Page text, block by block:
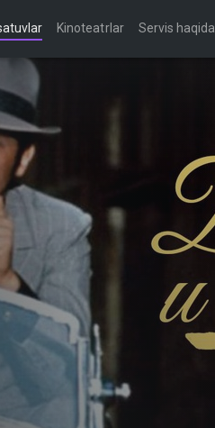
Kinoteatrlar Servis haqida